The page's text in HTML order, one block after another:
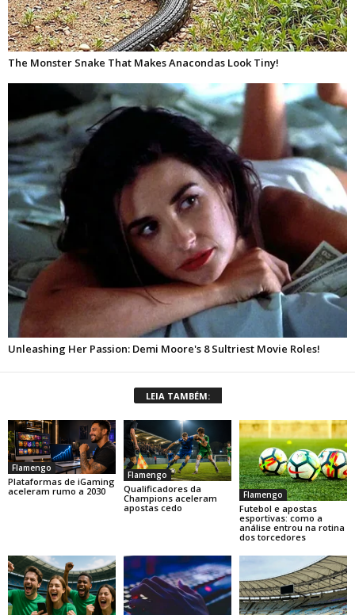
LEIA TAMBÉM:
Flamengo
Plataformas de iGaming
aceleram rumo a 2030
Flamengo
Qualificadores da
Champions aceleram
apostas cedo
Flamengo
Futebol e apostas
esportivas: como a
análise entrou na rotina
dos torcedores